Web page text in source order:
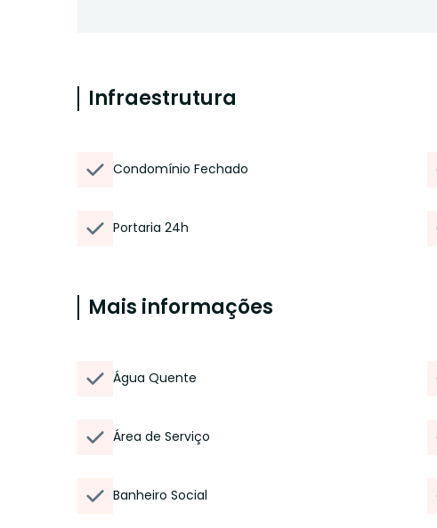
Infraestrutura
Condomínio Fechado
Portaria 24h
Mais informações
Água Quente
Área de Serviço
Banheiro Social